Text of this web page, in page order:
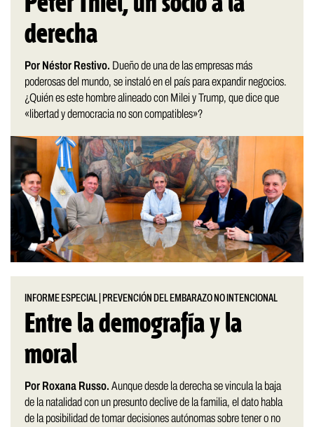
derecha
Por Néstor Restivo. Dueño de una de las empresas más
poderosas del mundo, se instaló en el país para expandir negocios.
¿Quién es este hombre alineado con Milei y Trump, que dice que
«libertad y democracia no son compatibles»?
INFORME ESPECIAL PREVENCIÓN DEL EMBARAZO NO INTENCIONAL
Entre la demografía y la
moral
Por Roxana Russo. Aunque desde la derecha se vincula la baja
de la natalidad con un presunto declive de la familia, el dato habla
de la posibilidad de tomar decisiones autónomas sobre tener o no